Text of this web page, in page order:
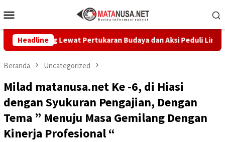
ke
Mobile
Headline
Lewat Pertukaran Budaya dan Aksi Peduli Lingkungan
Beranda Uncategorized
Milad matanusa.net Ke -6, di Hiasi
dengan Syukuran Pengajian, Dengan
Tema ” Menuju Masa Gemilang Dengan
Kinerja Profesional “